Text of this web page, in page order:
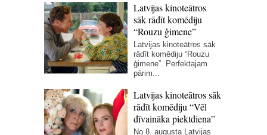
Latvijas kinoteātros
sāk rādīt komēdiju
“Rouzu ģimene”
Latvijas kinoteātros sāk
rādīt komēdiju “Rouzu
ģimene”. Perfektajam
pārim...
Latvijas kinoteātros sāk
rādīt komēdiju “Vēl
dīvaināka piektdiena”
No 8. augusta Latvijas